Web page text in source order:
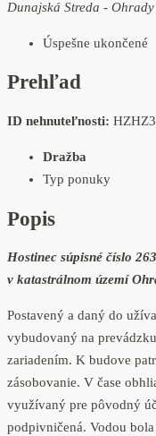
Dunajská Streda - Ohrady
Úspešne ukončené
Prehľad
ID nehnuteľnosti:
Dražba
Typ ponuky
Popis
Hostinec súpisné číslo
v katastrálnom území
Postavený a daný do
vybudovaný na
zariadením. K budove
zásobovanie. V čase
využívaný pre pôvodný
podpivničená. Vodou